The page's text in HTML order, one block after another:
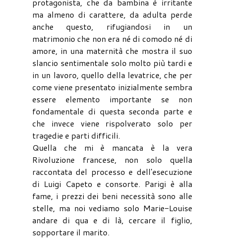
ma almeno di carattere, da adulta perde
anche questo, rifugiandosi in un
matrimonio che non era né di comodo né di
amore, in una maternità che mostra il suo
slancio sentimentale solo molto più tardi e
in un lavoro, quello della levatrice, che per
come viene presentato inizialmente sembra
essere elemento importante se non
fondamentale di questa seconda parte e
che invece viene rispolverato solo per
tragedie e parti difficili.
Quella che mi è mancata è la vera
Rivoluzione francese, non solo quella
raccontata del processo e dell'esecuzione
di Luigi Capeto e consorte. Parigi è alla
fame, i prezzi dei beni necessità sono alle
stelle, ma noi vediamo solo Marie-Louise
andare di qua e di là, cercare il figlio,
sopportare il marito.